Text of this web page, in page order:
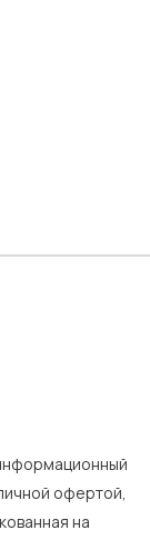
офертой,
на